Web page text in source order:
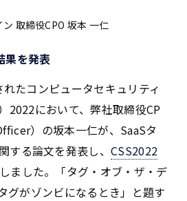
取締役CPO 坂本 一仁
果を発表
たコンピュータセキュリティ
2022において、弊社取締役CP
）の坂本一仁が、SaaSタ
する論文を発表し、CSS2022
しました。「タグ・オブ・ザ・デ
グがゾンビになるとき」と題す